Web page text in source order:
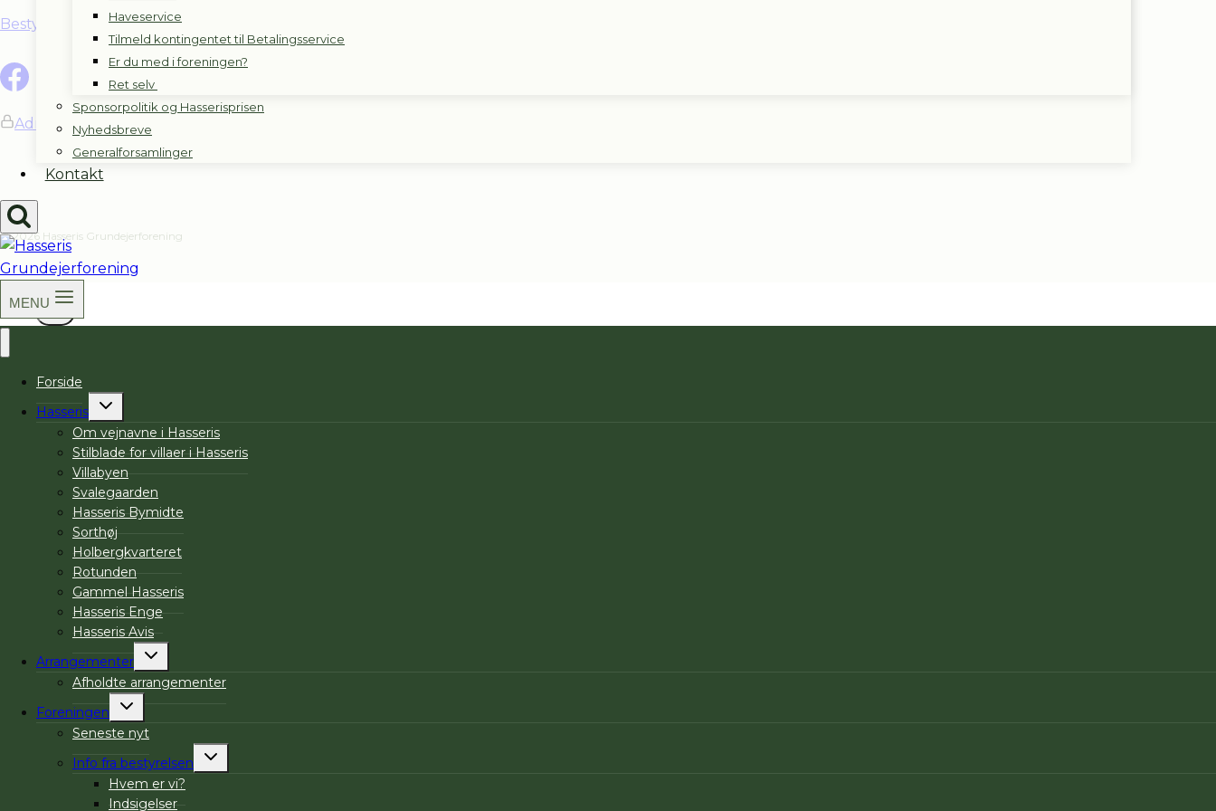
Haveservice
Tilmeld kontingentet til Betalingsservice
Er du med i foreningen?
Ret selv
Sponsorpolitik og Hasserisprisen
Nyhedsbreve
Generalforsamlinger
Kontakt
MENU
Bestyrelseslogin
Admin login
© 2026 Hasseris Grundejerforening
Forside
Hasseris
Skift
undermenu
Om vejnavne i Hasseris
Stilblade for villaer i Hasseris
Villabyen
Svalegaarden
Hasseris Bymidte
Sorthøj
Holbergkvarteret
Rotunden
Gammel Hasseris
Hasseris Enge
Hasseris Avis
Arrangementer
Skift
undermenu
Afholdte arrangementer
Foreningen
Skift
undermenu
Seneste nyt
Info fra bestyrelsen
Skift
undermenu
Hvem er vi?
Indsigelser